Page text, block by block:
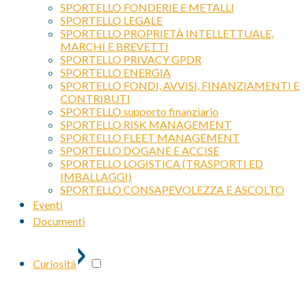
SPORTELLO FONDERIE E METALLI
SPORTELLO LEGALE
SPORTELLO PROPRIETÀ INTELLETTUALE,
MARCHI E BREVETTI
SPORTELLO PRIVACY GPDR
SPORTELLO ENERGIA
SPORTELLO FONDI, AVVISI, FINANZIAMENTI E
CONTRIBUTI
SPORTELLO supporto finanziario
SPORTELLO RISK MANAGEMENT
SPORTELLO FLEET MANAGEMENT
SPORTELLO DOGANE E ACCISE
SPORTELLO LOGISTICA (TRASPORTI ED
IMBALLAGGI)
SPORTELLO CONSAPEVOLEZZA E ASCOLTO
Eventi
Documenti
Curiosità›